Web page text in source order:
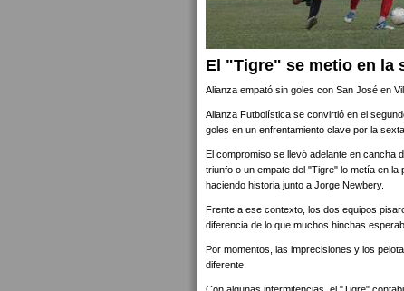
El "Tigre" se metio en la
Alianza empató sin goles con San José en
Alianza Futbolística se convirtió en el
goles en un enfrentamiento clave por la
El compromiso se llevó adelante en cancha
triunfo o un empate del "Tigre" lo metía en
haciendo historia junto a Jorge Newbery.
Frente a ese contexto, los dos equipos
diferencia de lo que muchos hinchas
Por momentos, las imprecisiones y los
diferente.